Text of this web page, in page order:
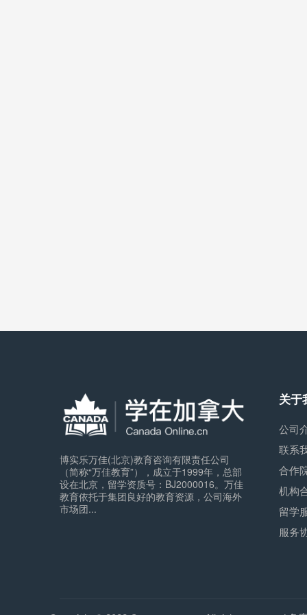
博实乐万佳(北京)教育咨询有限责任公司
（简称“万佳教育”），成立于1999年，总部
设在北京，留学资质号：BJ2000016。万佳
教育依托于集团良好的教育资源，公司海外
市场团...
关于
公司
联系
合作
机构
留学
服务